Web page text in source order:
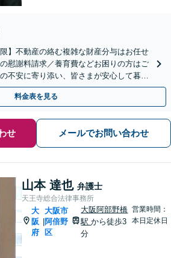
】不動産の絡む複雑な財産分与はお任せ
慰謝料請求／養育費などお困りの方はご
不安に寄り添い、皆さまが安心して暮ら
す。
料金表を見る
せ メールでお問い合わせ
山本 達也 弁護士
天王寺総合法律事務所
大
阪
府
大阪市
阿倍野
区
大阪阿部野橋
駅から徒歩3
分
営業時間：
本日定休日